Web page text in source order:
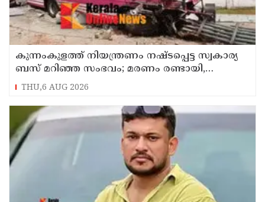
കുന്നംകുളത്ത് നിയന്ത്രണം നഷ്ടപ്പെട്ട സ്വകാര്യ
ബസ് മറിഞ്ഞ സംഭവം; മരണം രണ്ടായി,
എട്ടുപേർക്ക് പരിക്ക്
THU,6 AUG 2026